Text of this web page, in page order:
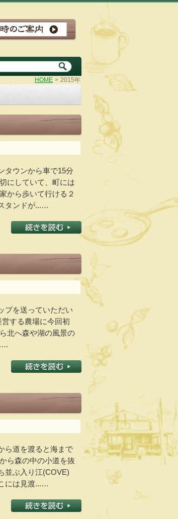
HOME > 2015年
タウンから車で15分
にしていて、町には
から歩いて行ける２
タンドが...…
プを送っていただい
する農場に今回初
北へ森や湖の風景の
ら道を渡ると海まで
ら森の中の小道を抜
並ぶ入り江(COVE)
には見渡...…